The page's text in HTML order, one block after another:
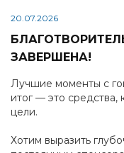
20.07.2026
ЗАВЕРШЕНА!
Лучшие моменты с
итог — это
цели.
Хотим выразить